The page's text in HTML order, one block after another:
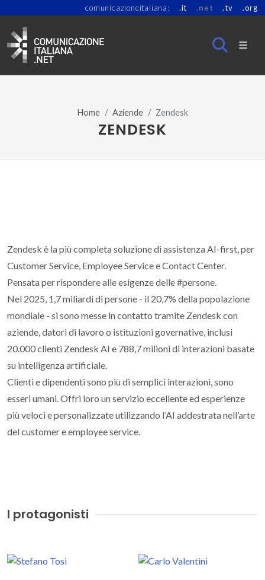
comunicazioneitaliana: .it .net .tv .org
Home Aziende Zendesk
ZENDESK
Zendesk è la più completa soluzione di assistenza AI-first, per
Customer Service, Employee Service e Contact Center.
Pensata per rispondere alle esigenze delle #persone.
Nel 2025, 1,7 miliardi di persone - il 20,7% della popolazione
mondiale - si sono messe in contatto tramite Zendesk con
aziende, datori di lavoro o istituzioni governative, inclusi
20.000 clienti Zendesk AI e 788,7 milioni di interazioni basate
su intelligenza artificiale.
Clienti e dipendenti sono più di semplici interazioni, sono
esseri umani. Offri loro un servizio eccellente ed esperienze
più veloci e personalizzate utilizzando l’AI addestrata nell’arte
del customer e employee service.
I protagonisti